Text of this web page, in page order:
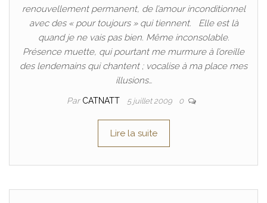
renouvellement permanent, de l’amour inconditionnel
avec des « pour toujours » qui tiennent. Elle est là
quand je ne vais pas bien. Même inconsolable.
Présence muette, qui pourtant me murmure à l’oreille
des lendemains qui chantent ; vocalise à ma place mes
illusions…
Par CATNATT 5 juillet 2009 0
Lire la suite